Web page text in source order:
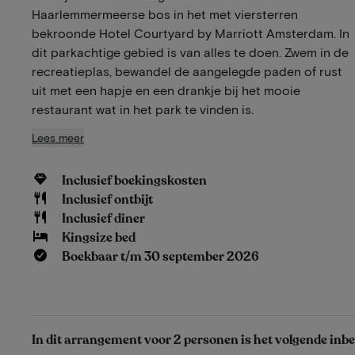
Haarlemmermeerse bos in het met viersterren
bekroonde Hotel Courtyard by Marriott Amsterdam. In
dit parkachtige gebied is van alles te doen. Zwem in de
recreatieplas, bewandel de aangelegde paden of rust
uit met een hapje en een drankje bij het mooie
restaurant wat in het park te vinden is.
Lees meer
Inclusief boekingskosten
Inclusief ontbijt
Inclusief diner
Kingsize bed
Boekbaar t/m 30 september 2026
In dit arrangement voor 2 personen is het volgende